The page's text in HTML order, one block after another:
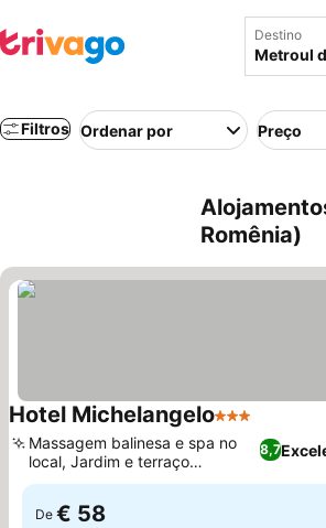
Destino
Filtros Ordenar por Preço
Romênia)
Hotel Michelangelo3 Estrelas
8,7
Massagem balinesa e spa no
local, Jardim e terraço
tranquilos
De € 58